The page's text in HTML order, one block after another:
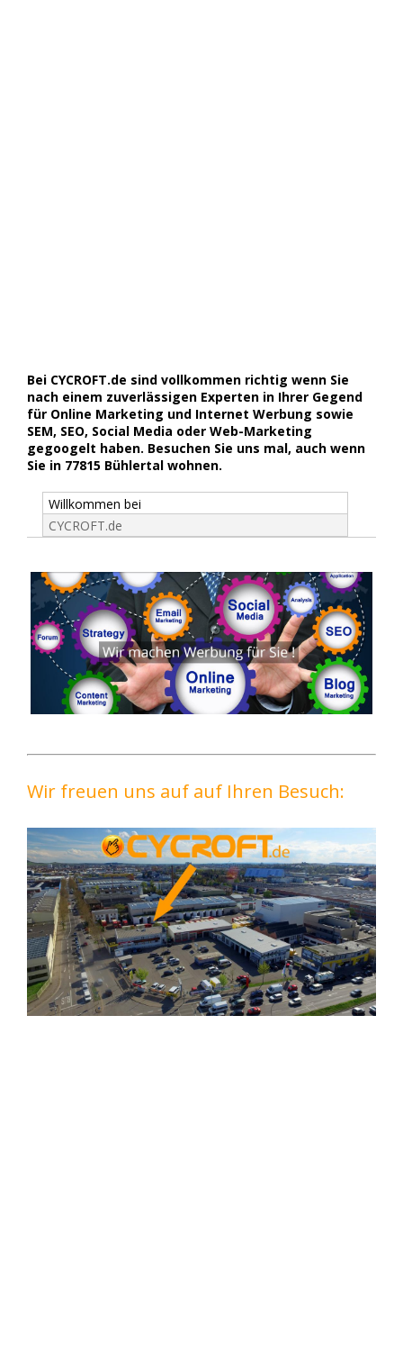
Bei CYCROFT.de sind vollkommen richtig wenn Sie
nach einem zuverlässigen Experten in Ihrer Gegend
für Online Marketing und Internet Werbung sowie
SEM, SEO, Social Media oder Web-Marketing
gegoogelt haben. Besuchen Sie uns mal, auch wenn
Sie in 77815 Bühlertal wohnen.
Willkommen bei
CYCROFT.de
Wir freuen uns auf auf Ihren Besuch: